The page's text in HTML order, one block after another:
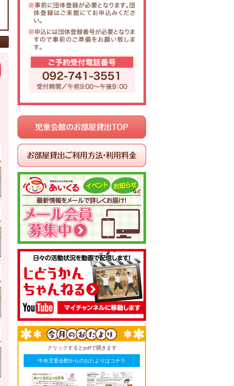
クリックするとpdfで開きます
中央児童会館からのおたよりはコチラ